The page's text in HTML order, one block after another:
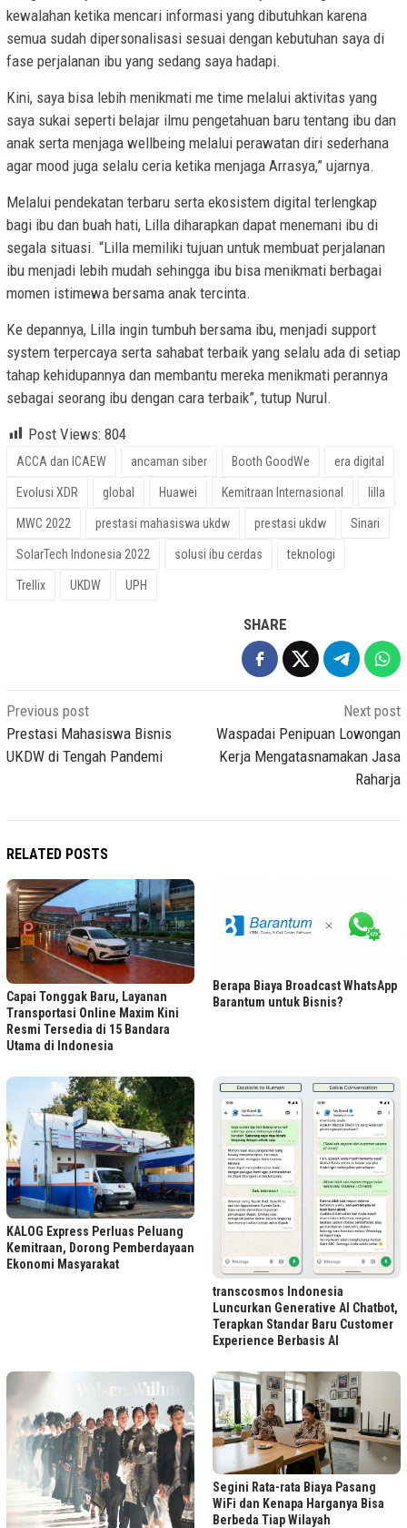
kewalahan ketika mencari informasi yang dibutuhkan karena
semua sudah dipersonalisasi sesuai dengan kebutuhan saya di
fase perjalanan ibu yang sedang saya hadapi.
Kini, saya bisa lebih menikmati me time melalui aktivitas yang
saya sukai seperti belajar ilmu pengetahuan baru tentang ibu dan
anak serta menjaga wellbeing melalui perawatan diri sederhana
agar mood juga selalu ceria ketika menjaga Arrasya,” ujarnya.
Melalui pendekatan terbaru serta ekosistem digital terlengkap
bagi ibu dan buah hati, Lilla diharapkan dapat menemani ibu di
segala situasi. “Lilla memiliki tujuan untuk membuat perjalanan
ibu menjadi lebih mudah sehingga ibu bisa menikmati berbagai
momen istimewa bersama anak tercinta.
Ke depannya, Lilla ingin tumbuh bersama ibu, menjadi support
system terpercaya serta sahabat terbaik yang selalu ada di setiap
tahap kehidupannya dan membantu mereka menikmati perannya
sebagai seorang ibu dengan cara terbaik”, tutup Nurul.
Post Views: 804
ACCA dan ICAEW ancaman siber Booth GoodWe era digital
Evolusi XDR global Huawei Kemitraan Internasional lilla
MWC 2022 prestasi mahasiswa ukdw prestasi ukdw Sinari
SolarTech Indonesia 2022 solusi ibu cerdas teknologi
Trellix UKDW UPH
SHARE
Post
navigation
Previous post
Prestasi Mahasiswa Bisnis
UKDW di Tengah Pandemi
Next post
Waspadai Penipuan Lowongan
Kerja Mengatasnamakan Jasa
Raharja
RELATED POSTS
Capai Tonggak Baru, Layanan
Transportasi Online Maxim Kini
Resmi Tersedia di 15 Bandara
Utama di Indonesia
Berapa Biaya Broadcast WhatsApp
Barantum untuk Bisnis?
KALOG Express Perluas Peluang
Kemitraan, Dorong Pemberdayaan
Ekonomi Masyarakat
transcosmos Indonesia
Luncurkan Generative AI Chatbot,
Terapkan Standar Baru Customer
Experience Berbasis AI
Segini Rata-rata Biaya Pasang
WiFi dan Kenapa Harganya Bisa
Berbeda Tiap Wilayah